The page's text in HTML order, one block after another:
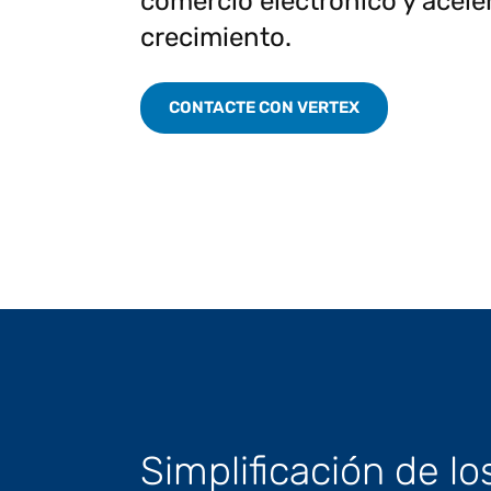
Estudio de Gartner®:
2026 - Hacia una
función financiera
requisitos de la
facturación
electrónica.
Leer más
crecimiento.
CONTACTE CON VERTEX
Simplificación de